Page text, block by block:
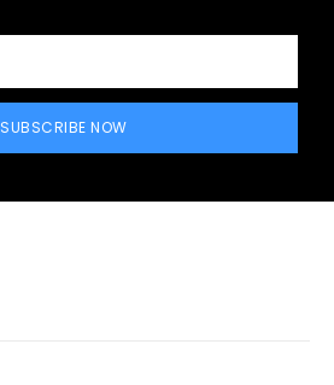
SUBSCRIBE NOW